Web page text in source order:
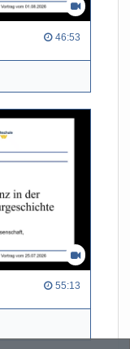
46:53
55:13